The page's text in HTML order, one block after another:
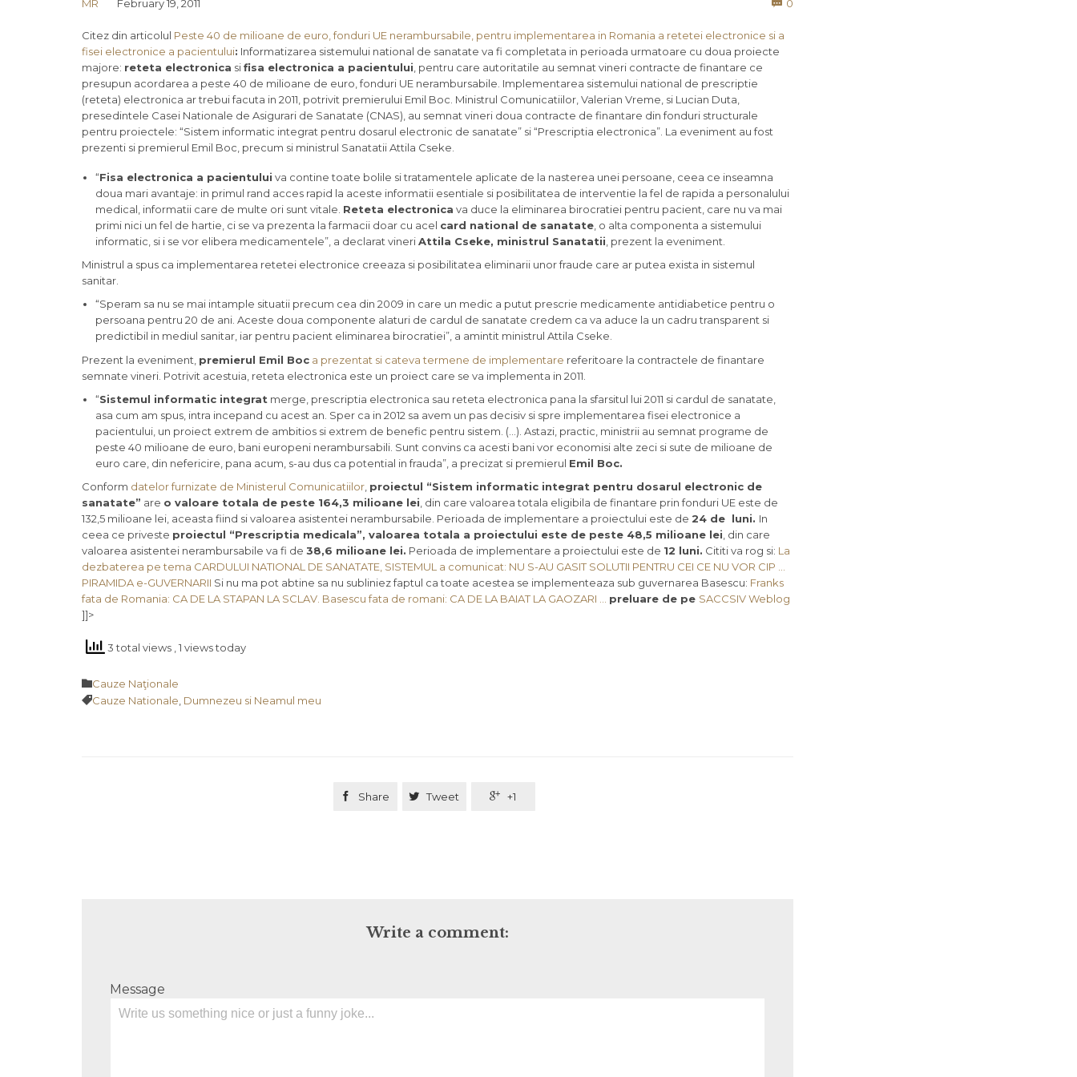
MR February 19, 2011  0
Citez din articolul Peste 40 de milioane de euro, fonduri UE nerambursabile, pentru implementarea in Romania a retetei electronice si a
fisei electronice a pacientului: Informatizarea sistemului national de sanatate va fi completata in perioada urmatoare cu doua proiecte
majore: reteta electronica sifisa electronica a pacientului , pentru care autoritatile au semnat vineri contracte de finantare ce
presupun acordarea a peste 40 de milioane de euro, fonduri UE nerambursabile. Implementarea sistemului national de prescriptie
(reteta) electronica ar trebui facuta in 2011, potrivit premierului Emil Boc. Ministrul Comunicatiilor, Valerian Vreme, si Lucian Duta,
presedintele Casei Nationale de Asigurari de Sanatate (CNAS), au semnat vineri doua contracte de finantare din fonduri structurale
pentru proiectele: “Sistem informatic integrat pentru dosarul electronic de sanatate” si “Prescriptia electronica”. La eveniment au fost
prezenti si premierul Emil Boc, precum si ministrul Sanatatii Attila Cseke.
“Fisa electronica a pacientului va contine toate bolile si tratamentele aplicate de la nasterea unei persoane, ceea ce inseamna
doua mari avantaje: in primul rand acces rapid la aceste informatii esentiale si posibilitatea de interventie la fel de rapida a personalului
medical, informatii care de multe ori sunt vitale. Reteta electronica va duce la eliminarea birocratiei pentru pacient, care nu va mai
primi nici un fel de hartie, ci se va prezenta la farmacii doar cu acel card national de sanatate, o alta componenta a sistemului
informatic, si i se vor elibera medicamentele”, a declarat vineriAttila Cseke, ministrul Sanatatii , prezent la eveniment.
Ministrul a spus ca implementarea retetei electronice creeaza si posibilitatea eliminarii unor fraude care ar putea exista in sistemul
sanitar.
“Speram sa nu se mai intample situatii precum cea din 2009 in care un medic a putut prescrie medicamente antidiabetice pentru o
persoana pentru 20 de ani. Aceste doua componente alaturi de cardul de sanatate credem ca va aduce la un cadru transparent si
predictibil in mediul sanitar, iar pentru pacient eliminarea birocratiei”, a amintit ministrul Attila Cseke.
Prezent la eveniment, premierul Emil Boc a prezentat si cateva termene de implementare referitoare la contractele de finantare
semnate vineri. Potrivit acestuia, reteta electronica este un proiect care se va implementa in 2011.
“Sistemul informatic integrat merge, prescriptia electronica sau reteta electronica pana la sfarsitul lui 2011 si cardul de sanatate,
asa cum am spus, intra incepand cu acest an. Sper ca in 2012 sa avem un pas decisiv si spre implementarea fisei electronice a
pacientului, un proiect extrem de ambitios si extrem de benefic pentru sistem. (…). Astazi, practic, ministrii au semnat programe de
peste 40 milioane de euro, bani europeni nerambursabili. Sunt convins ca acesti bani vor economisi alte zeci si sute de milioane de
euro care, din nefericire, pana acum, s-au dus ca potential in frauda”, a precizat si premierul Emil Boc.
Conform datelor furnizate de Ministerul Comunicatiilor proiectul “Sistem informatic integrat pentru dosarul electronic de
sanatate” are o valoare totala de peste 164,3 milioane lei , din care valoarea totala eligibila de finantare prin fonduri UE este de
132,5 milioane lei, aceasta fiind si valoarea asistentei nerambursabile. Perioada de implementare a proiectului este de 24 de luni. In
ceea ce priveste proiectul “Prescriptia medicala”, valoarea totala a proiectului este de peste 48,5 milioane lei , din care
valoarea asistentei nerambursabile va fi de 38,6 milioane lei. Perioada de implementare a proiectului este de 12 luni. Cititi va rog si: La
dezbaterea pe tema CARDULUI NATIONAL DE SANATATE, SISTEMUL a comunicat: NU S-AU GASIT SOLUTII PENTRU CEI CE NU VOR CIP …
PIRAMIDA e-GUVERNARII Si nu ma pot abtine sa nu subliniez faptul ca toate acestea se implementeaza sub guvernarea Basescu: Franks
fata de Romania: CA DE LA STAPAN LA SCLAV. Basescu fata de romani: CA DE LA BAIAT LA GAOZARI …
preluare de pe SACCSIV Weblog
]]>
3 total views , 1 views today
Category
Cauze Naţionale
Tags
Cauze Nationale Dumnezeu si Neamul meu
 Share  Tweet  +1
Write a comment:
Message